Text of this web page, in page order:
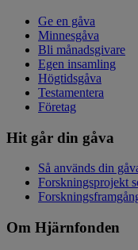
Ge en gåva
Minnesgåva
Bli månadsgivare
Egen insamling
Högtidsgåva
Testamentera
Företag
Hit går din gåva
Så används din
Forskningsprojekt
Om Hjärnfonden